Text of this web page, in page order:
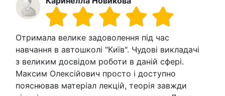
Отримала велике задоволення під час
навчання в автошколі "Київ". Чудові викладачі
з великим досвідом роботи в даній сфері.
Максим Олексійович просто і доступно
пояснював матеріал лекцій, теорія завжди